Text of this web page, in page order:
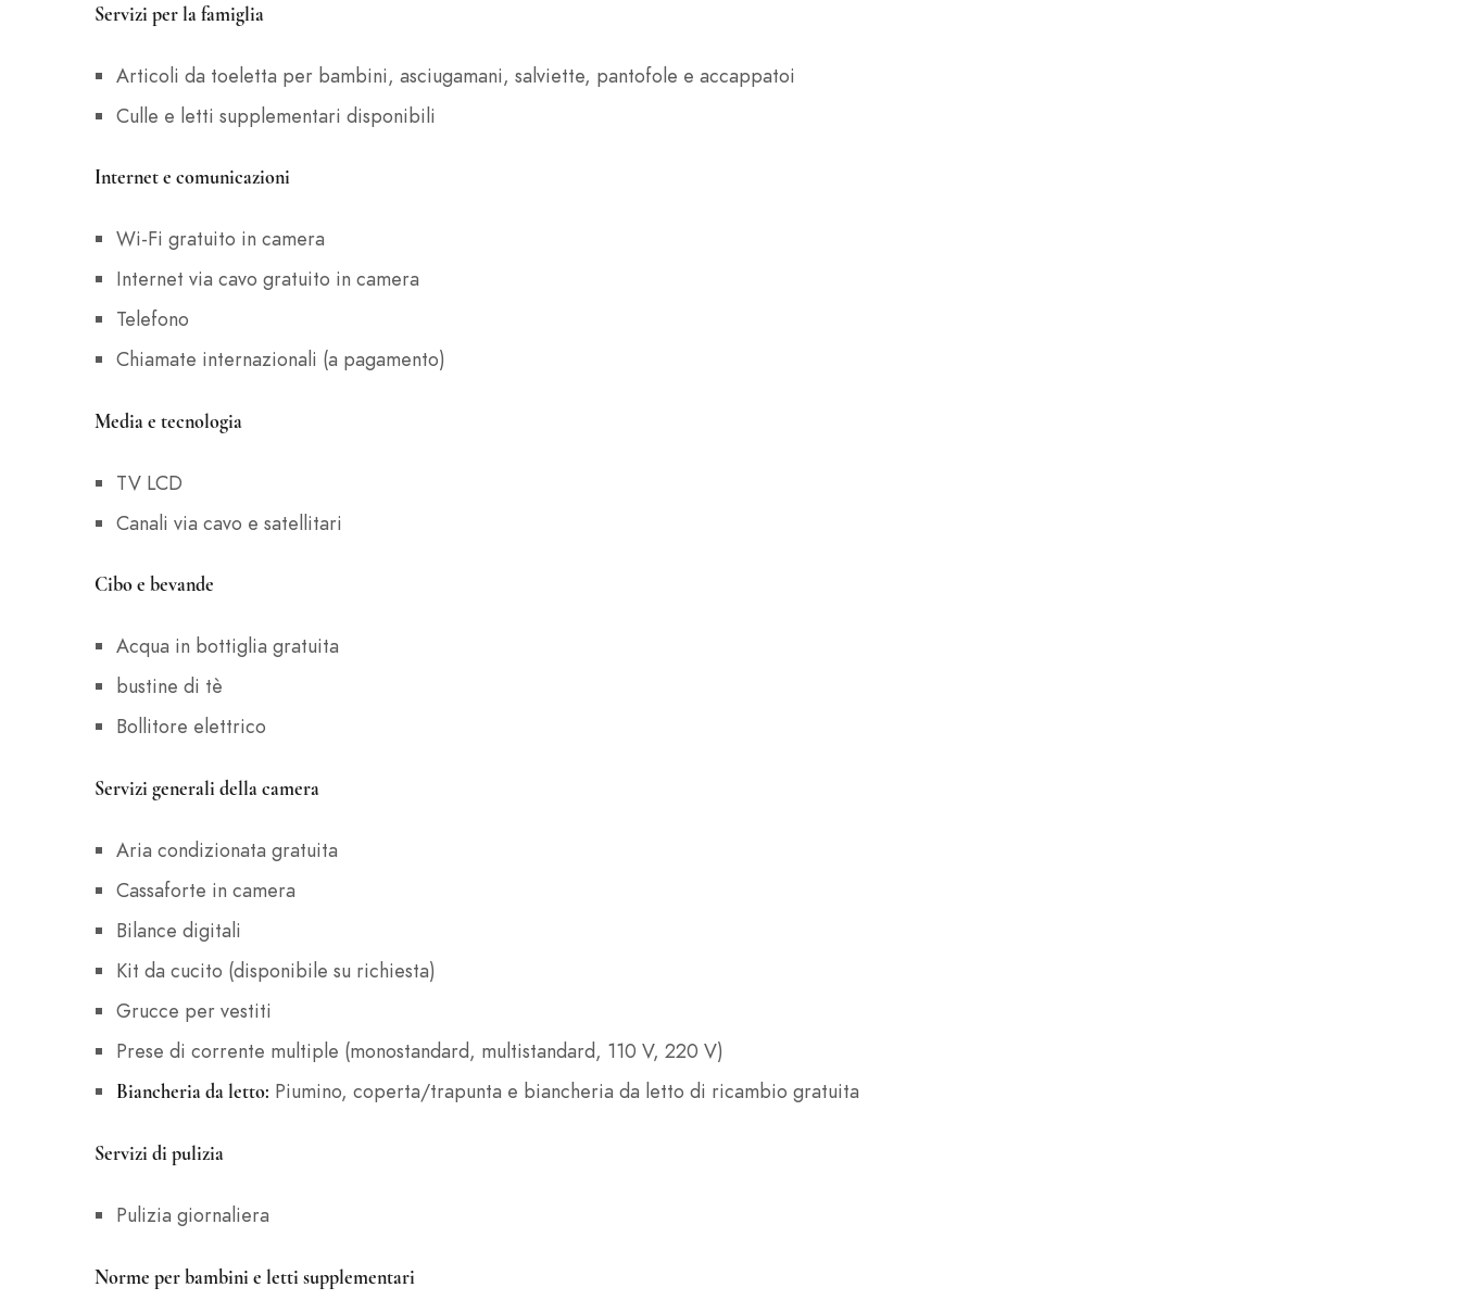
Servizi per la famiglia
Articoli da toeletta per bambini, asciugamani, salviette, pantofole e accappatoi
Culle e letti supplementari disponibili
Internet e comunicazioni
Wi-Fi gratuito in camera
Internet via cavo gratuito in camera
Telefono
Chiamate internazionali (a pagamento)
Media e tecnologia
TV LCD
Canali via cavo e satellitari
Cibo e bevande
Acqua in bottiglia gratuita
bustine di tè
Bollitore elettrico
Servizi generali della camera
Aria condizionata gratuita
Cassaforte in camera
Bilance digitali
Kit da cucito (disponibile su richiesta)
Grucce per vestiti
Prese di corrente multiple (monostandard, multistandard, 110 V, 220 V)
Biancheria da letto: Piumino, coperta/trapunta e biancheria da letto di ricambio gratuita
Servizi di pulizia
Pulizia giornaliera
Norme per bambini e letti supplementari